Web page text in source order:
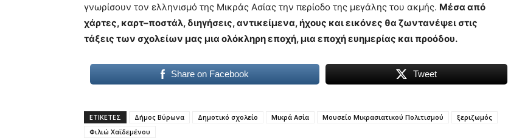
meaning
of
pain.
hd
γνωρίσουν τον ελληνισμό της Μικράς Ασίας την περίοδο της μεγάλης του ακμής. Μέσα από
χάρτες, καρτ–ποστάλ, διηγήσεις, αντικείμενα, ήχους και εικόνες θα ζωντανέψει στις
τάξεις των σχολείων μας μια ολόκληρη εποχή, μια εποχή ευημερίας και προόδου.
Share on Facebook Tweet
ΕΤΙΚΕΤΕΣ Δήμος Βύρωνα Δημοτικό σχολείο Μικρά Ασία Μουσείο Μικρασιατικού Πολιτισμού
ξεριζωμός
Φιλιώ Χαϊδεμένου